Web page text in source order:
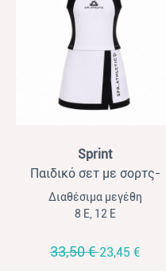
Sprint
Παιδικό σετ με σορτς-
φούστα για κορίτσια Sprint
λευκό- μαύρο
Διαθέσιμα μεγέθη
8 Ε, 12 Ε
33,50 €23,45 €